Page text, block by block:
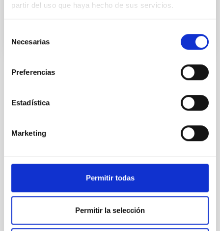
partir del uso que haya hecho de sus servicios.
Necesarias
Preferencias
Estadística
Marketing
Permitir todas
Permitir la selección
estamos buscando gente
con talento.